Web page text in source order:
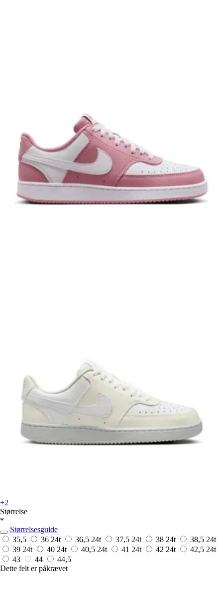
+2
Størrelse
*
Størrelsesguide
35,5
36 24t 36,5 24t 37,5 24t 38 24t 38,5 24t
39 24t 40 24t 40,5 24t 41 24t 42 24t 42,5 24t
43
44
44,5
Dette felt er påkrævet